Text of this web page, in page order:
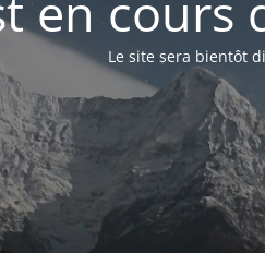
Le site sera bientôt